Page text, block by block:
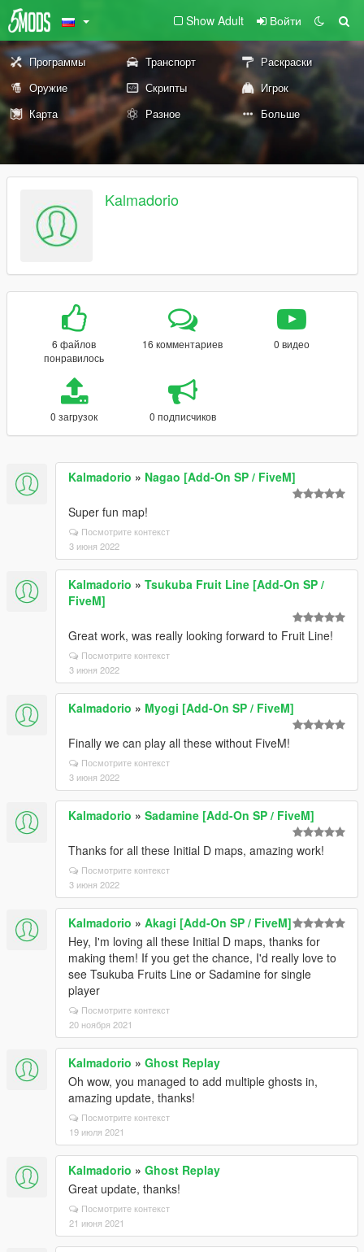
Show Adult Войти
Программы Транспорт
Раскраски
Оружие
Скрипты
Игрок
Карта
Разное Больше
Kalmadorio
6 файлов
понравилось
16 комментариев 0 видео
0 загрузок 0 подписчиков
Kalmadorio » Nagao [Add-On SP / FiveM]
Super fun map!
Посмотрите контекст
3 июня 2022
Kalmadorio » Tsukuba Fruit Line [Add-On SP /
FiveM]
Great work, was really looking forward to Fruit Line!
Посмотрите контекст
3 июня 2022
Kalmadorio » Myogi [Add-On SP / FiveM]
Finally we can play all these without FiveM!
Посмотрите контекст
3 июня 2022
Kalmadorio » Sadamine [Add-On SP / FiveM]
Thanks for all these Initial D maps, amazing work!
Посмотрите контекст
3 июня 2022
Kalmadorio » Akagi [Add-On SP / FiveM]
Hey, I'm loving all these Initial D maps, thanks for
making them! If you get the chance, I'd really love to
see Tsukuba Fruits Line or Sadamine for single
player
Посмотрите контекст
20 ноября 2021
Kalmadorio » Ghost Replay
Oh wow, you managed to add multiple ghosts in,
amazing update, thanks!
Посмотрите контекст
19 июля 2021
Kalmadorio » Ghost Replay
Great update, thanks!
Посмотрите контекст
21 июня 2021